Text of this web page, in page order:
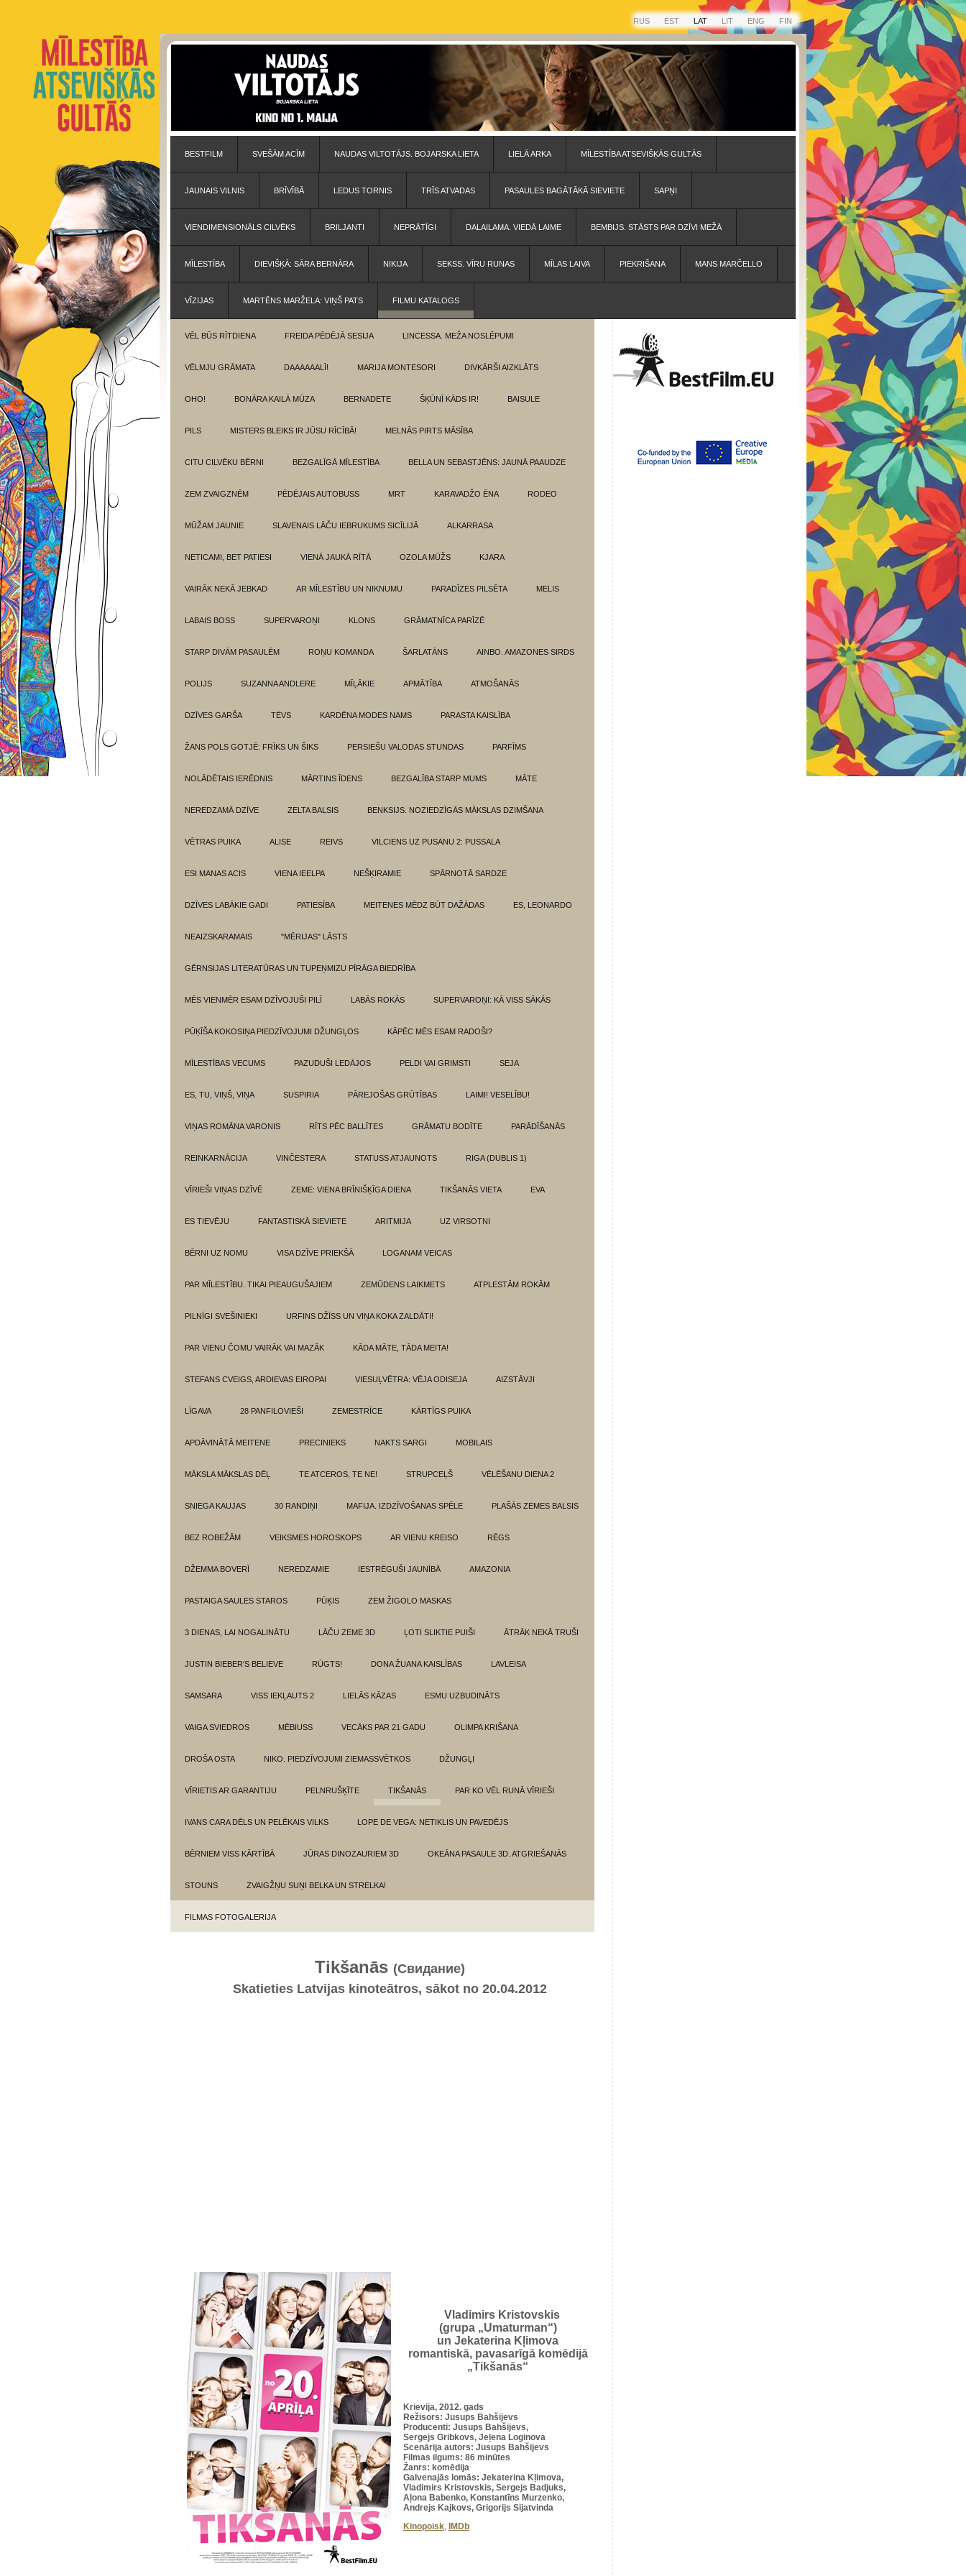
RUS EST LAT LIT ENG FIN
BESTFILM SVEŠĀM ACĪM NAUDAS VILTOTĀJS. BOJARSKA LIETA LIELĀ ARKA MĪLESTĪBA ATSEVIŠĶĀS GULTĀS
JAUNAIS VILNIS BRĪVĪBĀ LEDUS TORNIS TRĪS ATVADAS PASAULES BAGĀTĀKĀ SIEVIETE SAPŅI
VIENDIMENSIONĀLS CILVĒKS BRILJANTI NEPRĀTĪGI DALAILAMA. VIEDĀ LAIME BEMBIJS. STĀSTS PAR DZĪVI MEŽĀ
MĪLESTĪBA DIEVIŠĶĀ: SĀRA BERNĀRA NIKIJA SEKSS. VĪRU RUNAS MĪLAS LAIVA PIEKRIŠANA MANS MARČELLO
VĪZIJAS MARTĒNS MARŽELA: VIŅŠ PATS FILMU KATALOGS
VĒL BŪS RĪTDIENA FREIDA PĒDĒJĀ SESIJA LINCESSA. MEŽA NOSLĒPUMI
VĒLMJU GRĀMATA DAAAAAALĪ! MARIJA MONTESORI DIVKĀRŠI AIZKLĀTS
OHO! BONĀRA KAILĀ MŪZA BERNADETE ŠĶŪNĪ KĀDS IR! BAISULE
PILS MISTERS BLEIKS IR JŪSU RĪCĪBĀ! MELNĀS PIRTS MĀSĪBA
CITU CILVĒKU BĒRNI BEZGALĪGĀ MĪLESTĪBA BELLA UN SEBASTJĒNS: JAUNĀ PAAUDZE
ZEM ZVAIGZNĒM PĒDĒJAIS AUTOBUSS MRT KARAVADŽO ĒNA RODEO
MŪŽAM JAUNIE SLAVENAIS LĀČU IEBRUKUMS SICĪLIJĀ ALKARRASA
NETICAMI, BET PATIESI VIENĀ JAUKĀ RĪTĀ OZOLA MŪŽS KJARA
VAIRĀK NEKĀ JEBKAD AR MĪLESTĪBU UN NIKNUMU PARADĪZES PILSĒTA MELIS
LABAIS BOSS SUPERVAROŅI KLONS GRĀMATNĪCA PARĪZĒ
STARP DIVĀM PASAULĒM ROŅU KOMANDA ŠARLATĀNS AINBO. AMAZONES SIRDS
POLIJS SUZANNA ANDLERE MĪĻĀKIE APMĀTĪBA ATMOŠANĀS
DZĪVES GARŠA TĖVS KARDĒNA MODES NAMS PARASTA KAISLĪBA
ŽANS POLS GOTJĒ: FRĪKS UN ŠIKS PERSIEŠU VALODAS STUNDAS PARFĪMS
NOLĀDĒTAIS IERĒDNIS MĀRTINS ĪDENS BEZGALĪBA STARP MUMS MĀTE
NEREDZAMĀ DZĪVE ZELTA BALSIS BENKSIJS. NOZIEDZĪGĀS MĀKSLAS DZIMŠANA
VĒTRAS PUIKA ALISE REIVS VILCIENS UZ PUSANU 2: PUSSALA
ESI MANAS ACIS VIENA IEELPA NEŠĶIRAMIE SPĀRNOTĀ SARDZE
DZĪVES LABĀKIE GADI PATIESĪBA MEITENES MĒDZ BŪT DAŽĀDAS ES, LEONARDO
NEAIZSKARAMAIS "MĒRIJAS" LĀSTS
GĒRNSIJAS LITERATŪRAS UN TUPEŅMIZU PĪRĀGA BIEDRĪBA
MĒS VIENMĒR ESAM DZĪVOJUŠI PILĪ LABĀS ROKĀS SUPERVAROŅI: KĀ VISS SĀKĀS
PŪĶĪŠA KOKOSIŅA PIEDZĪVOJUMI DŽUNGĻOS KĀPĒC MĒS ESAM RADOŠI?
MĪLESTĪBAS VECUMS PAZUDUŠI LEDĀJOS PELDI VAI GRIMSTI SEJA
ES, TU, VIŅŠ, VIŅA SUSPIRIA PĀREJOŠAS GRŪTĪBAS LAIMI! VESELĪBU!
VIŅAS ROMĀNA VARONIS RĪTS PĒC BALLĪTES GRĀMATU BODĪTE PARĀDĪŠANĀS
REINKARNĀCIJA VINČESTERA STATUSS ATJAUNOTS RIGA (DUBLIS 1)
VĪRIEŠI VIŅAS DZĪVĒ ZEME: VIENA BRĪNIŠĶĪGA DIENA TIKŠANĀS VIETA EVA
ES TIEVĒJU FANTASTISKĀ SIEVIETE ARITMIJA UZ VIRSOTNI
BĒRNI UZ NOMU VISA DZĪVE PRIEKŠĀ LOGANAM VEICAS
PAR MĪLESTĪBU. TIKAI PIEAUGUŠAJIEM ZEMŪDENS LAIKMETS ATPLESTĀM ROKĀM
PILNĪGI SVEŠINIEKI URFINS DŽĪSS UN VIŅA KOKA ZALDĀTI!
PAR VIENU ČOMU VAIRĀK VAI MAZĀK KĀDA MĀTE, TĀDA MEITA!
STEFANS CVEIGS, ARDIEVAS EIROPAI VIESUĻVĒTRA: VĒJA ODISEJA AIZSTĀVJI
LĪGAVA 28 PANFILOVIEŠI ZEMESTRĪCE KĀRTĪGS PUIKA
APDĀVINĀTĀ MEITENE PRECINIEKS NAKTS SARGI MOBILAIS
MĀKSLA MĀKSLAS DĒĻ TE ATCEROS, TE NE! STRUPCEĻŠ VĒLĒŠANU DIENA 2
SNIEGA KAUJAS 30 RANDIŅI MAFIJA. IZDZĪVOŠANAS SPĒLE PLAŠĀS ZEMES BALSIS
BEZ ROBEŽĀM VEIKSMES HOROSKOPS AR VIENU KREISO RĒGS
DŽEMMA BOVERĪ NEREDZAMIE IESTRĒGUŠI JAUNĪBĀ AMAZONIA
PASTAIGA SAULES STAROS PŪĶIS ZEM ŽIGOLO MASKAS
3 DIENAS, LAI NOGALINĀTU LĀČU ZEME 3D ĻOTI SLIKTIE PUIŠI ĀTRĀK NEKĀ TRUŠI
JUSTIN BIEBER'S BELIEVE RŪGTS! DONA ŽUANA KAISLĪBAS LAVLEISA
SAMSARA VISS IEKĻAUTS 2 LIELĀS KĀZAS ESMU UZBUDINĀTS
VAIGA SVIEDROS MĒBIUSS VECĀKS PAR 21 GADU OLIMPA KRIŠANA
DROŠA OSTA NIKO. PIEDZĪVOJUMI ZIEMASSVĒTKOS DŽUNGĻI
VĪRIETIS AR GARANTIJU PELNRUŠĶĪTE TIKŠANĀS PAR KO VĒL RUNĀ VĪRIEŠI
IVANS CARA DĒLS UN PELĒKAIS VILKS LOPE DE VEGA: NETIKLIS UN PAVEDĒJS
BĒRNIEM VISS KĀRTĪBĀ JŪRAS DINOZAURIEM 3D OKEĀNA PASAULE 3D. ATGRIEŠANĀS
STOUNS ZVAIGŽŅU SUŅI BELKA UN STRELKA!
FILMAS FOTOGALERIJA
Tikšanās (Свидание)
Skatieties Latvijas kinoteātros, sākot no 20.04.2012
Vladimirs Kristovskis
(grupa „Umaturman“)
un Jekaterina Kļimova
romantiskā, pavasarīgā komēdijā
„Tikšanās“
Krievija, 2012. gads
Režisors: Jusups Bahšijevs
Producenti: Jusups Bahšijevs,
Sergejs Gribkovs, Jeļena Loginova
Scenārija autors: Jusups Bahšijevs
Filmas ilgums: 86 minūtes
Žanrs: komēdija
Galvenajās lomās: Jekaterina Kļimova,
Vladimirs Kristovskis, Sergejs Badjuks,
Aļona Babenko, Konstantīns Murzenko,
Andrejs Kajkovs, Grigorijs Sijatvinda
Kinopoisk, IMDb